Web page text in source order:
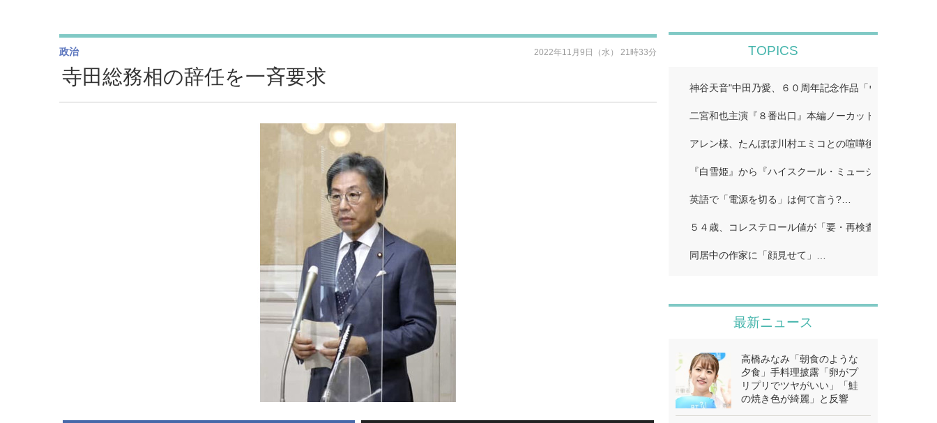
寺田総務相の辞任を一斉要求
政治 2022年11月9日（水） 21時33分 TOPICS
神谷天音"中田乃愛、６０周年記念作品「ウルトラマン
二宮和也主演『８番出口』本編ノーカット地上波初放
アレン様、たんぽぽ川村エミコとの喧嘩後に「初めて
『白雪姫』から『ハイスクール・ミュージカル/ザ・ム
英語で「電源を切る」は何て言う?…
５４歳、コレステロール値が「要・再検査」…
同居中の作家に「顔見せて」…
最新ニュース
高橋みなみ「朝食のような
夕食」手料理披露「卵がプ
リプリでツヤがいい」「鮭
の焼き色が綺麗」と反響